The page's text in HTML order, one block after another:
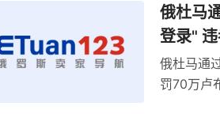
俄杜马
登录"
俄杜马通
罚70万卢